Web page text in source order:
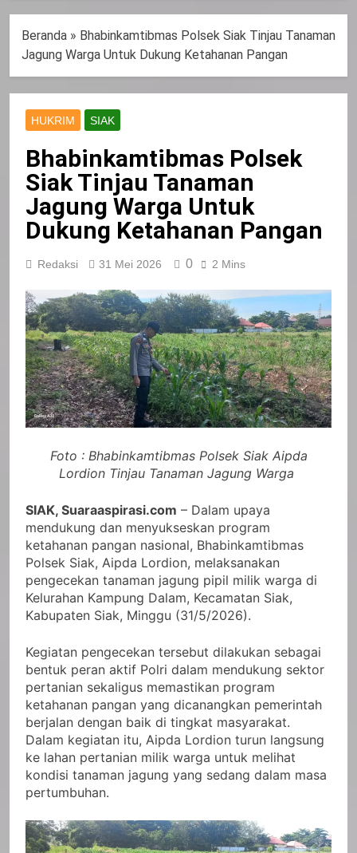
Beranda » Bhabinkamtibmas Polsek Siak Tinjau Tanaman
Jagung Warga Untuk Dukung Ketahanan Pangan
HUKRIM SIAK
Bhabinkamtibmas Polsek
Siak Tinjau Tanaman
Jagung Warga Untuk
Dukung Ketahanan Pangan
Redaksi 31 Mei 2026 0 2 Mins
Foto : Bhabinkamtibmas Polsek Siak Aipda
Lordion Tinjau Tanaman Jagung Warga
SIAK, Suaraaspirasi.com – Dalam upaya
mendukung dan menyukseskan program
ketahanan pangan nasional, Bhabinkamtibmas
Polsek Siak, Aipda Lordion, melaksanakan
pengecekan tanaman jagung pipil milik warga di
Kelurahan Kampung Dalam, Kecamatan Siak,
Kabupaten Siak, Minggu (31/5/2026).
Kegiatan pengecekan tersebut dilakukan sebagai
bentuk peran aktif Polri dalam mendukung sektor
pertanian sekaligus memastikan program
ketahanan pangan yang dicanangkan pemerintah
berjalan dengan baik di tingkat masyarakat.
Dalam kegiatan itu, Aipda Lordion turun langsung
ke lahan pertanian milik warga untuk melihat
kondisi tanaman jagung yang sedang dalam masa
pertumbuhan.